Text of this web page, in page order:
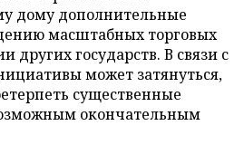
дому дополнительные
масштабных торговых
государств. В связи с
может затянуться,
существенные
окончательным